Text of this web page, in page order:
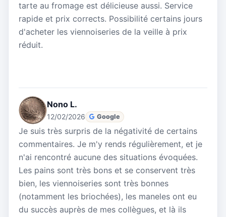
tarte au fromage est délicieuse aussi. Service
rapide et prix corrects. Possibilité certains jours
d'acheter les viennoiseries de la veille à prix
réduit.
Nono L.
12/02/2026 Google
Je suis très surpris de la négativité de certains
commentaires. Je m'y rends régulièrement, et je
n'ai rencontré aucune des situations évoquées.
Les pains sont très bons et se conservent très
bien, les viennoiseries sont très bonnes
(notamment les briochées), les maneles ont eu
du succès auprès de mes collègues, et là ils